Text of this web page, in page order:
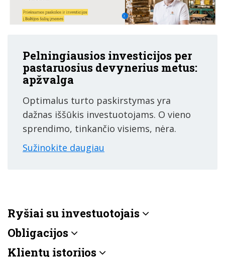
Pelningiausios investicijos per
pastaruosius devynerius metus:
apžvalga
Optimalus turto paskirstymas yra
dažnas iššūkis investuotojams. O vieno
sprendimo, tinkančio visiems, nėra.
Sužinokite daugiau
Ryšiai su investuotojais
Obligacijos
Klientų istorijos